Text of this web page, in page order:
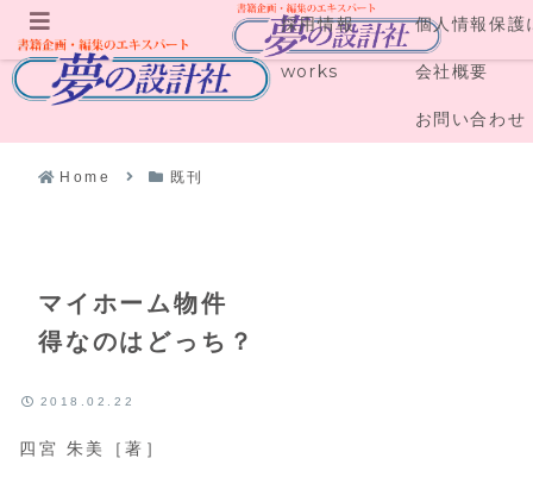
採用情報 個人情報保護
works 会社概要
お問い合わせ
Home 既刊
マイホーム物件
得なのはどっち？
2018.02.22
四宮 朱美［著］
メニュー